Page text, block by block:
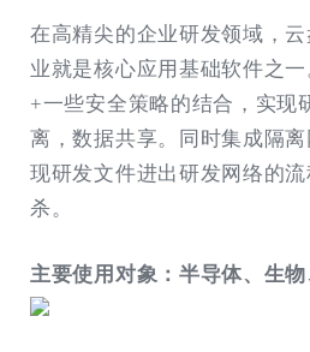
在高精尖的企业研发领域，
业就是核心应用基础软件之
+一些安全策略的结合，实现
离，数据共享。同时集成隔
现研发文件进出研发网络的
杀。
主要使用对象：半导体、生物